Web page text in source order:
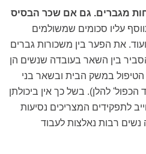
מגברים. גם אם שכר הבסיס
עליו סכומים שמשולמים
את הפער בין משכורות גברים
בין השאר בעובדה שנשים הן
הטיפול במשק הבית ובשאר בני
להלן). בשל כך אין ביכולתן
לתפקידים המצריכים נסיעות
נשים רבות נאלצות לעבוד